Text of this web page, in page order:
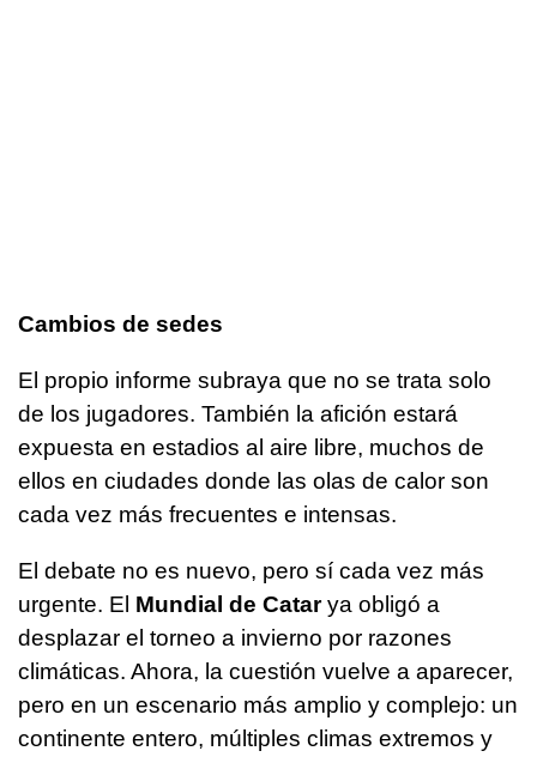
Cambios de sedes
El propio informe subraya que no se trata solo
de los jugadores. También la afición estará
expuesta en estadios al aire libre, muchos de
ellos en ciudades donde las olas de calor son
cada vez más frecuentes e intensas.
El debate no es nuevo, pero sí cada vez más
urgente. El Mundial de Catarya obligó a
desplazar el torneo a invierno por razones
climáticas. Ahora, la cuestión vuelve a aparecer,
pero en un escenario más amplio y complejo: un
continente entero, múltiples climas extremos y